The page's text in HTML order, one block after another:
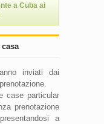
a Cuba ai
inviati dai
case particular
prenotazione
a